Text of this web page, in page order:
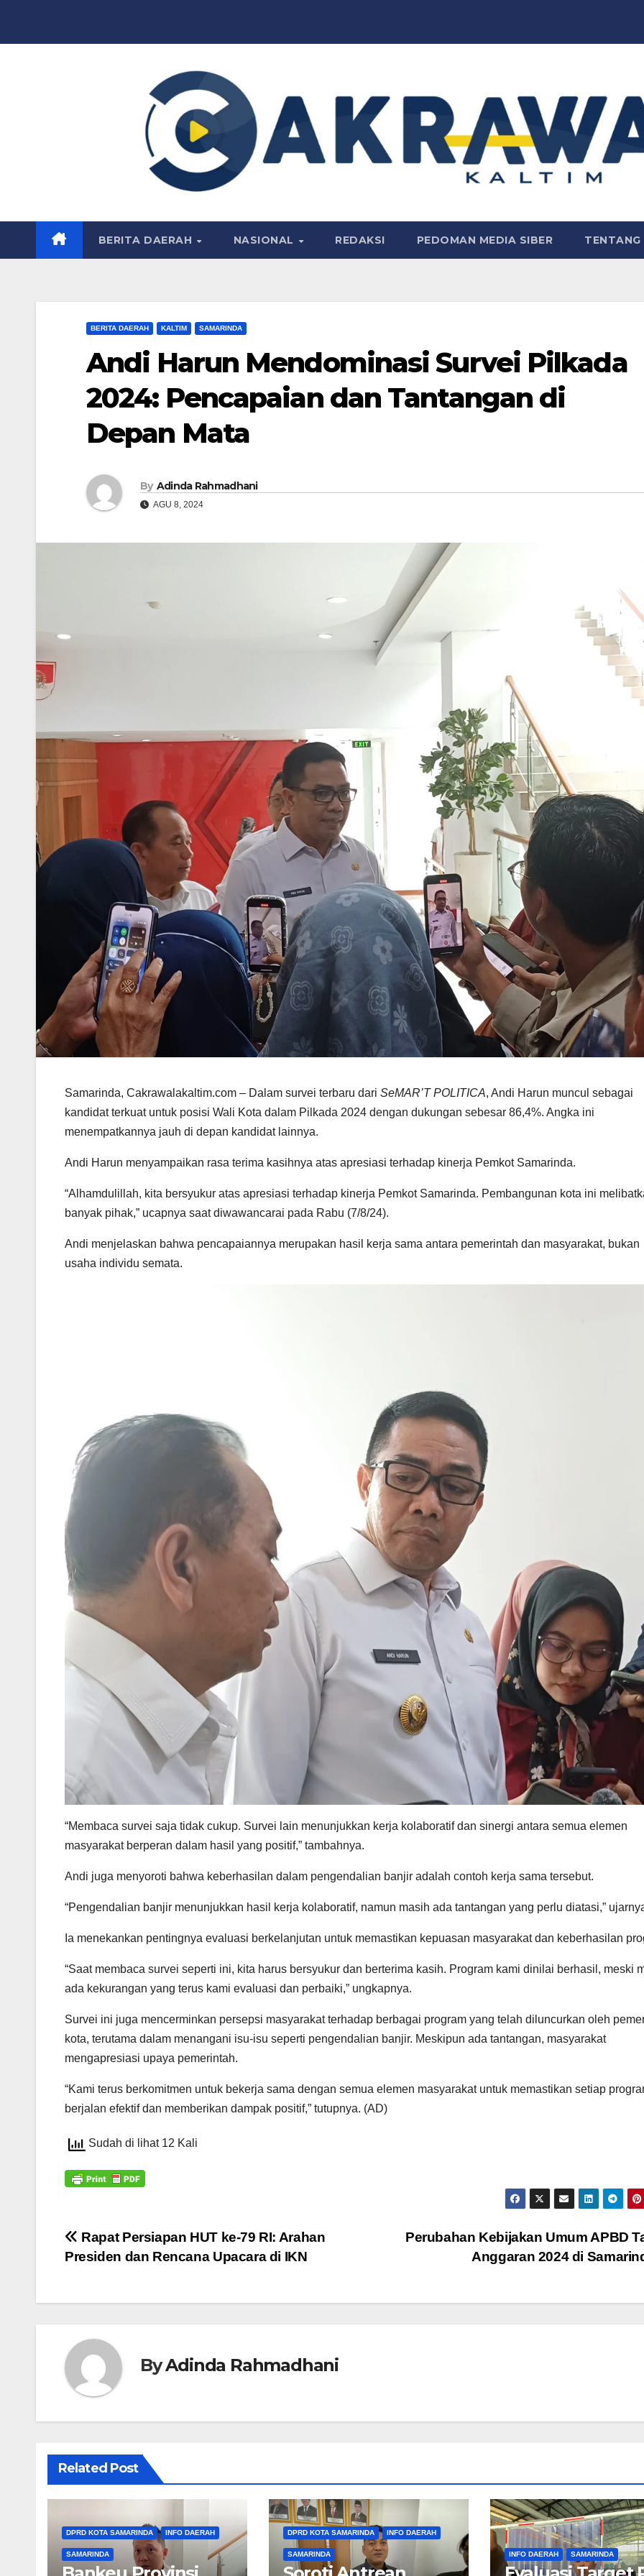
BERITA DAERAH NASIONAL REDAKSI PEDOMAN MEDIA SIBER TENTANG
BERITA DAERAH KALTIM SAMARINDA
Andi Harun Mendominasi Survei Pilkada
2024: Pencapaian dan Tantangan di
Depan Mata
By Adinda Rahmadhani
AGU 8, 2024
Samarinda, Cakrawalakaltim.com – Dalam survei terbaru dari SeMAR’T POLITICA, Andi Harun muncul sebagai
kandidat terkuat untuk posisi Wali Kota dalam Pilkada 2024 dengan dukungan sebesar 86,4%. Angka ini
menempatkannya jauh di depan kandidat lainnya.
Andi Harun menyampaikan rasa terima kasihnya atas apresiasi terhadap kinerja Pemkot Samarinda.
“Alhamdulillah, kita bersyukur atas apresiasi terhadap kinerja Pemkot Samarinda. Pembangunan kota ini
banyak pihak,” ucapnya saat diwawancarai pada Rabu (7/8/24).
Andi menjelaskan bahwa pencapaiannya merupakan hasil kerja sama antara pemerintah dan masyarakat, bukan
usaha individu semata.
“Membaca survei saja tidak cukup. Survei lain menunjukkan kerja kolaboratif dan sinergi antara semua elemen
masyarakat berperan dalam hasil yang positif,” tambahnya.
Andi juga menyoroti bahwa keberhasilan dalam pengendalian banjir adalah contoh kerja sama tersebut.
“Pengendalian banjir menunjukkan hasil kerja kolaboratif, namun masih ada tantangan yang perlu diatasi,”
Ia menekankan pentingnya evaluasi berkelanjutan untuk memastikan kepuasan masyarakat dan keberhasilan
“Saat membaca survei seperti ini, kita harus bersyukur dan berterima kasih. Program kami dinilai berhasil, meski
ada kekurangan yang terus kami evaluasi dan perbaiki,” ungkapnya.
Survei ini juga mencerminkan persepsi masyarakat terhadap berbagai program yang telah diluncurkan oleh
kota, terutama dalam menangani isu-isu seperti pengendalian banjir. Meskipun ada tantangan, masyarakat
mengapresiasi upaya pemerintah.
“Kami terus berkomitmen untuk bekerja sama dengan semua elemen masyarakat untuk memastikan setiap
berjalan efektif dan memberikan dampak positif,” tutupnya. (AD)
Sudah di lihat 12 Kali
Navigasi
Perubahan Kebijakan Umum APBD
Anggaran 2024 di
Rapat Persiapan HUT ke-79 RI: Arahan
Presiden dan Rencana Upacara di IKN
ByAdinda Rahmadhani
Related Post
DPRD KOTA SAMARINDA INFO DAERAH
SAMARINDA
DPRD KOTA SAMARINDA INFO DAERAH
SAMARINDA INFO DAERAH SAMARINDA